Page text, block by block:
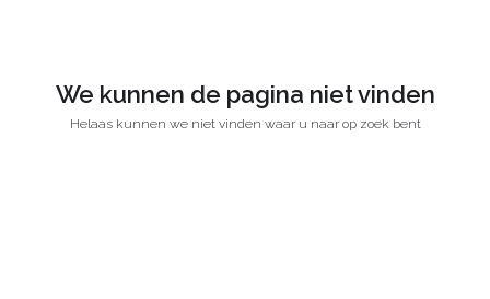
We kunnen de pagina niet vinden
Helaas kunnen we niet vinden waar u naar op zoek bent